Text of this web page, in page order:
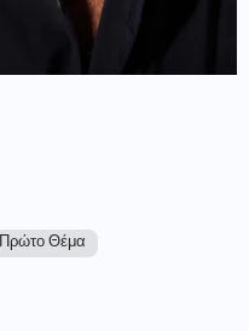
Πρώτο Θέμα